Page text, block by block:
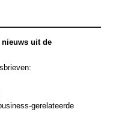
uit de
gerelateerde